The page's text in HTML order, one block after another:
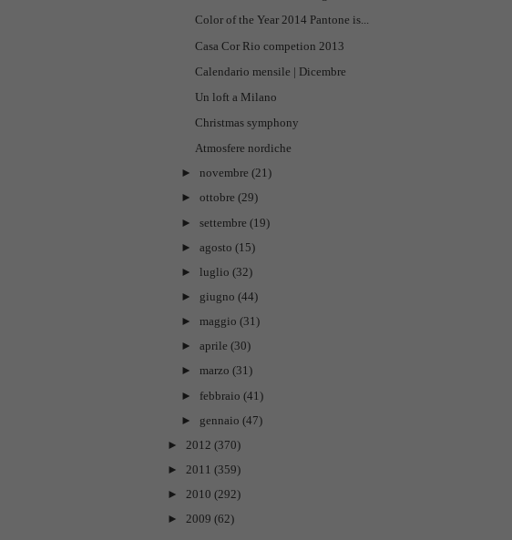
Color of the Year 2014 Pantone is...
Casa Cor Rio competion 2013
Calendario mensile | Dicembre
Un loft a Milano
Christmas symphony
Atmosfere nordiche
► novembre (21)
► ottobre (29)
► settembre (19)
► agosto (15)
► luglio (32)
► giugno (44)
► maggio (31)
► aprile (30)
► marzo (31)
► febbraio (41)
► gennaio (47)
► 2012 (370)
► 2011 (359)
► 2010 (292)
► 2009 (62)